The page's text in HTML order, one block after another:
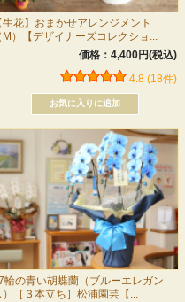
生花】おまかせアレンジメント
M）【デザイナーズコレクショ...
価格：4,400円(税込)
4.8 (18件)
輪の青い胡蝶蘭（ブルーエレガン
）［３本立ち］松浦園芸【...